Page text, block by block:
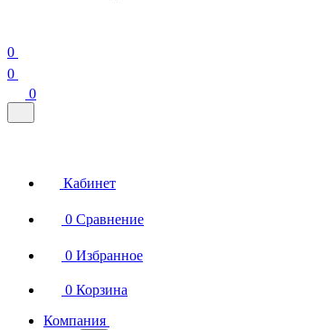
0
0
0
Кабинет
0 Сравнение
0 Избранное
0 Корзина
Компания